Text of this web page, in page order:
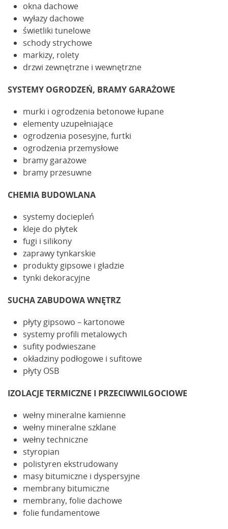
okna dachowe
wyłazy dachowe
świetliki tunelowe
schody strychowe
markizy, rolety
drzwi zewnętrzne i wewnętrzne
SYSTEMY OGRODZEŃ, BRAMY GARAŻOWE
murki i ogrodzenia betonowe łupane
elementy uzupełniające
ogrodzenia posesyjne, furtki
ogrodzenia przemysłowe
bramy garażowe
bramy przesuwne
CHEMIA BUDOWLANA
systemy dociepleń
kleje do płytek
fugi i silikony
zaprawy tynkarskie
produkty gipsowe i gładzie
tynki dekoracyjne
SUCHA ZABUDOWA WNĘTRZ
płyty gipsowo – kartonowe
systemy profili metalowych
sufity podwieszane
okładziny podłogowe i sufitowe
płyty OSB
IZOLACJE TERMICZNE I PRZECIWWILGOCIOWE
wełny mineralne kamienne
wełny mineralne szklane
wełny techniczne
styropian
polistyren ekstrudowany
masy bitumiczne i dyspersyjne
membrany bitumiczne
membrany, folie dachowe
folie fundamentowe